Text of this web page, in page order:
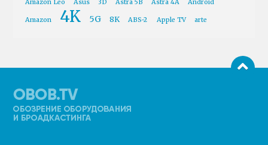
Amazon Leo
Asus 3D Astra 5B Astra 4A Android
Amazon 4K 5G 8K ABS-2 Apple TV arte